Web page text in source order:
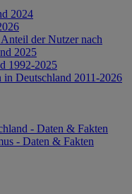
2024
der Nutzer nach
2025
1992-2025
Deutschland 2011-2026
- Daten & Fakten
- Daten & Fakten